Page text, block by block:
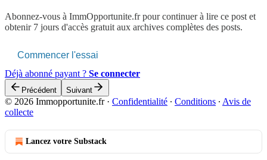
Abonnez-vous à ImmOpportunite.frpour continuer à lire ce post et
obtenir 7 jours d'accès gratuit aux archives complètes des posts.
Commencer l'essai
Déjà abonné payant ? Se connecter
Précédent Suivant
© 2026 Immopportunite.fr· Confidentialité ∙ Conditions ∙ Avis de
collecte
Lancez votre Substack